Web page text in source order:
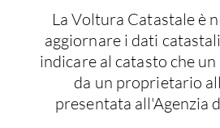
Cucine Country
Cucine Monoblocco
Consigli Cucine
Attrezzature Interne
La Voltura Catastale è
aggiornare i dati
indicare al catasto che
da un proprietario
presentata all'Agenzia